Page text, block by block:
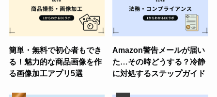
簡単・無料で初心者もでき
る！魅力的な商品画像を作
る画像加工アプリ5選
Amazon警告メールが届い
た…その時どうする？冷静
に対処するステップガイド